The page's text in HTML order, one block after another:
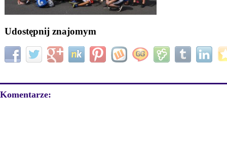
Udostępnij znajomym
Komentarze: